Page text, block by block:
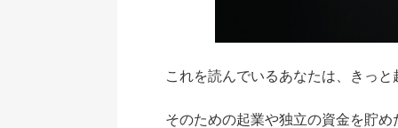
これを読んでいるあなたは、きっ
そのための起業や独立の資金を貯